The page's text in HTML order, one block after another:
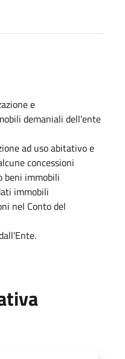
e
demaniali dell'ente
ad uso abitativo e
concessioni
beni immobili
immobili
nel Conto del